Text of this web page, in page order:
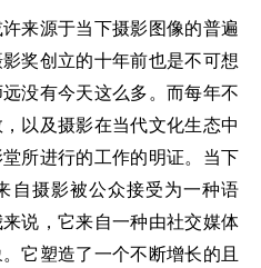
来源于当下摄影图像的普遍
奖创立的十年前也是不可想
没有今天这么多。而每年不
以及摄影在当代文化生态中
所进行的工作的明证。当下
自摄影被公众接受为一种语
说，它来自一种由社交媒体
它塑造了一个不断增长的且